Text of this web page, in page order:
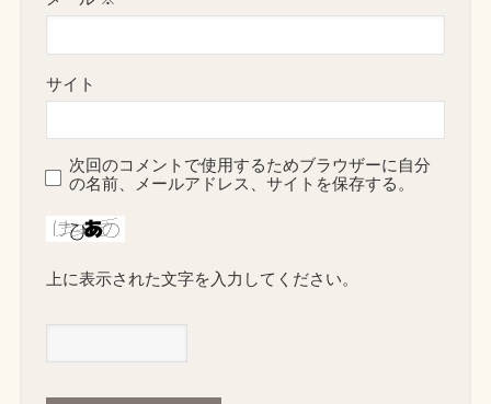
サイト
次回のコメントで使用するためブラウザーに自分
の名前、メールアドレス、サイトを保存する。
上に表示された文字を入力してください。